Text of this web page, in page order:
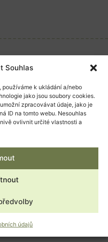
Souhlas
k ukládání a/nebo
jako jsou soubory cookies.
zpracovávat údaje, jako je
ID na tomto webu. Nesouhlas
ovlivnit určité vlastnosti a
údajů
produkty